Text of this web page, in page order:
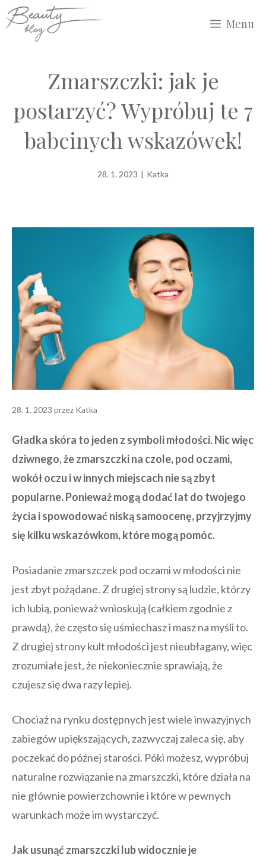
Przejdź
do
Menu
Zmarszczki: jak je
postarzyć? Wypróbuj te 7
babcinych wskazówek!
28. 1. 2023 | Katka
28. 1. 2023 przez Katka
Gładka skóra to jeden z symboli młodości. Nic więc
dziwnego, że zmarszczki na czole, pod oczami,
wokół oczu i w innych miejscach nie są zbyt
popularne. Ponieważ mogą dodać lat do twojego
życia i spowodować niską samoocenę, przyjrzyjmy
się kilku wskazówkom, które mogą pomóc.
Posiadanie zmarszczek pod oczami w młodości nie
jest zbyt pożądane. Z drugiej strony są ludzie, którzy
ich lubią, ponieważ wnioskują (całkiem zgodnie z
prawdą), że często się uśmiechasz i masz na myśli to.
Z drugiej strony kult młodości jest nieubłagany, więc
zrozumiałe jest, że niekoniecznie sprawiają, że
czujesz się dwa razy lepiej.
Chociaż na rynku dostępnych jest wiele inwazyjnych
zabiegów upiększających, zazwyczaj zaleca się, aby
poczekać do późnej starości. Póki możesz, wypróbuj
naturalne rozwiązanie na zmarszczki, które działa na
nie głównie powierzchownie i które w pewnych
warunkach może im wystarczyć.
Jak usunąć zmarszczki lub widocznie je